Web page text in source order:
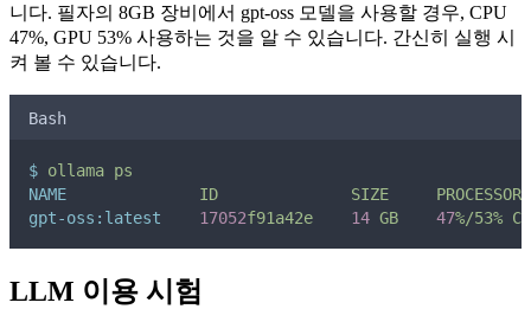
니다. 필자의 8GB 장비에서 gpt-oss 모델을 사용할 경우, CPU
47%, GPU 53% 사용하는 것을 알 수 있습니다. 간신히 실행 시
켜 볼 수 있습니다.
Bash
$ ollama ps
NAME
ID SIZE
PROCESSOR
gpt-oss:latest
17052f91a42e 14 GB 47%/53%
LLM 이용 시험